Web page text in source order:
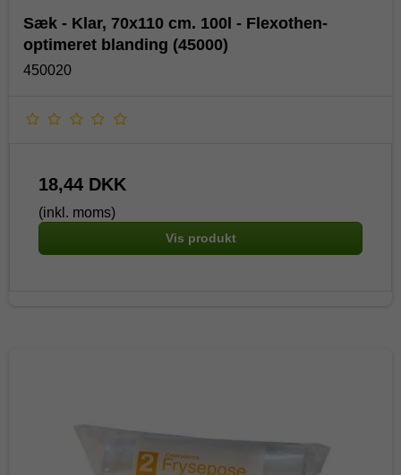
Sæk - Klar, 70x110 cm. 100l - Flexothen-
optimeret blanding (45000)
450020
18,44 DKK
(inkl. moms)
Vis produkt